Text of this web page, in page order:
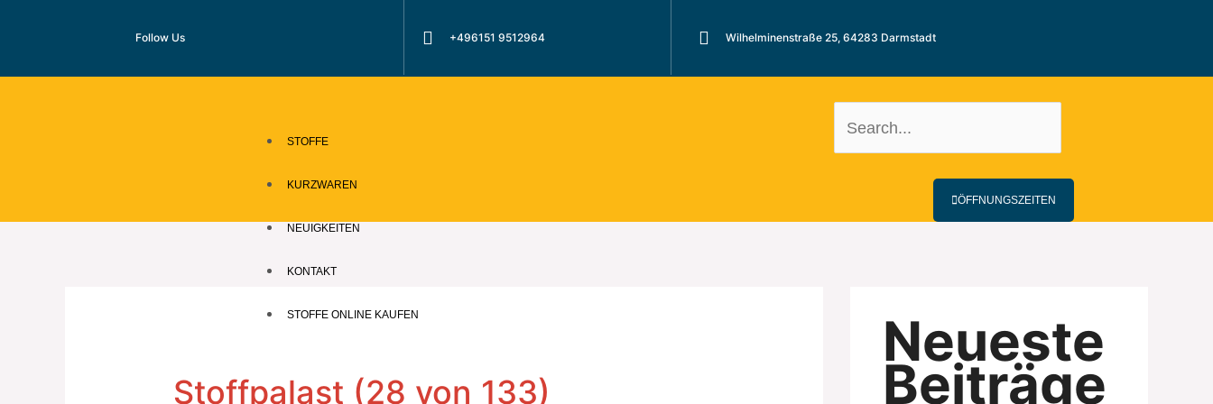
Follow Us +496151 9512964 Wilhelminenstraße 25, 64283 Darmstadt
STOFFE
KURZWAREN
NEUIGKEITEN
KONTAKT
STOFFE ONLINE KAUFEN
ÖFFNUNGSZEITEN
Stoffpalast (28 von 133)
Neueste
Beiträge